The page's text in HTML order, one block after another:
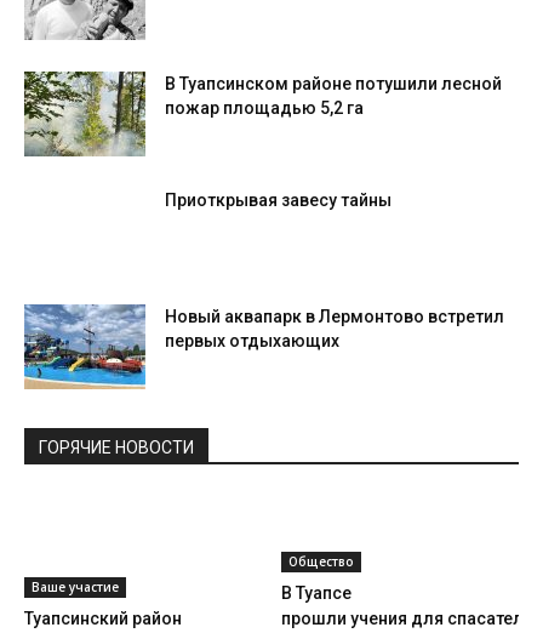
В Туапсинском районе потушили лесной
пожар площадью 5,2 га
Приоткрывая завесу тайны
Новый аквапарк в Лермонтово встретил
первых отдыхающих
ГОРЯЧИЕ НОВОСТИ
Ваше участие
Туапсинский район
Общество
В Туапсе
прошли учения для